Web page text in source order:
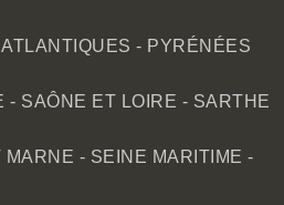
- PYRÉNÉES
- SAÔNE ET LOIRE - SARTHE
MARNE - SEINE MARITIME -